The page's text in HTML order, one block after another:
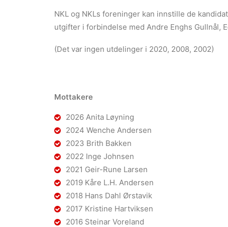
NKL og NKLs foreninger kan innstille de
utgifter i forbindelse med Andre Enghs Gullnål,
(Det var ingen utdelinger i 2020, 2008, 2002)
Mottakere
2026 Anita Løyning
2024 Wenche Andersen
2023 Brith Bakken
2022 Inge Johnsen
2021 Geir-Rune Larsen
2019 Kåre L.H. Andersen
2018 Hans Dahl Ørstavik
2017 Kristine Hartviksen
2016 Steinar Voreland